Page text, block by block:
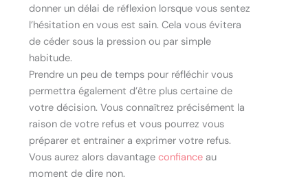
donner un délai de réflexion lorsque vous sentez
l’hésitation en vous est sain. Cela vous évitera
de céder sous la pression ou par simple
habitude.
Prendre un peu de temps pour réfléchir vous
permettra également d’être plus certaine de
votre décision. Vous connaîtrez précisément la
raison de votre refus et vous pourrez vous
préparer et entrainer a exprimer votre refus.
Vous aurez alors davantageconfiance au
moment de dire non.